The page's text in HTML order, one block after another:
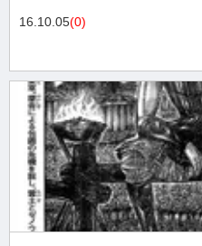
16.10.05(0)